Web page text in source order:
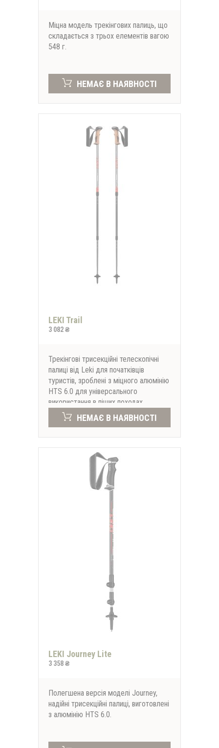
Міцна модель трекінгових палиць, що
складається з трьох елементів вагою
548 г.
НЕМАЄ В НАЯВНОСТІ
LEKI Trail
3 082 ₴
Трекінгові трисекційні телескопічні
палиці від Leki для початківців
туристів, зроблені з міцного алюмінію
HTS 6.0 для універсального
використання в піших походах.
НЕМАЄ В НАЯВНОСТІ
LEKI Journey Lite
3 358 ₴
Полегшена версія моделі Journey,
надійні трисекційні палиці, виготовлені
з алюмінію HTS 6.0.